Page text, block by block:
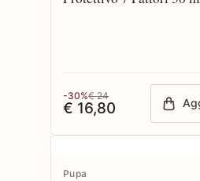
-30%€ 24
€ 16,80
Pupa